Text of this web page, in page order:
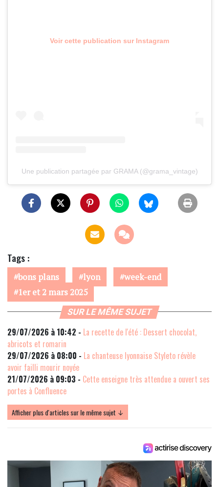
Voir cette publication sur Instagram
Une publication partagée par GRAMA (@grama_vintage)
Tags :
bons plans lyon
week-end
1er et 2 mars 2025
SUR LE MÊME SUJET
29/07/2026 à 10:42 - La recette de l'été : Dessert chocolat,
abricots et romarin
29/07/2026 à 08:00 - La chanteuse lyonnaise Styleto révèle
avoir failli mourir noyée
21/07/2026 à 09:03 - Cette enseigne très attendue a ouvert ses
portes à Confluence
Afficher plus d'articles sur le même sujet ↓